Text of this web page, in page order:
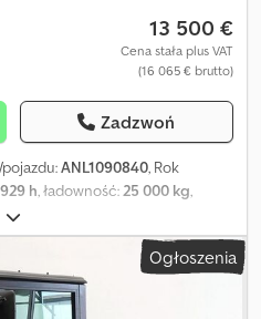
13 500 €
Cena stała plus VAT
(16 065 € brutto)
Zadzwoń
ANL1090840, Rok
h, ładowność:25 000 kg,
akumulatora:
tylnej opony:7.00-12, masa
, całkowita
1 300 mm
bateryjnie - Złącze pojazdu
Ogłoszenia